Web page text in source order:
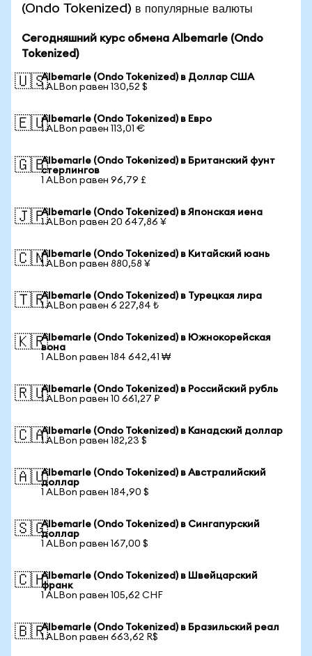
(Ondo Tokenized) в популярные валюты
Сегодняшний курс обмена Albemarle (Ondo
Tokenized)
🇺🇸Albemarle (Ondo Tokenized) в Доллар США
1 ALBon равен 130,52 $
🇪🇺Albemarle (Ondo Tokenized) в Евро
1 ALBon равен 113,01 €
🇬🇧Albemarle (Ondo Tokenized) в Британский фунт
стерлингов
1 ALBon равен 96,79 £
🇯🇵Albemarle (Ondo Tokenized) в Японская иена
1 ALBon равен 20 647,86 ¥
🇨🇳Albemarle (Ondo Tokenized) в Китайский юань
1 ALBon равен 880,58 ¥
🇹🇷Albemarle (Ondo Tokenized) в Турецкая лира
1 ALBon равен 6 227,84 ₺
🇰🇷Albemarle (Ondo Tokenized) в Южнокорейская
вона
1 ALBon равен 184 642,41 ₩
🇷🇺Albemarle (Ondo Tokenized) в Российский рубль
1 ALBon равен 10 661,27 ₽
🇨🇦Albemarle (Ondo Tokenized) в Канадский доллар
1 ALBon равен 182,23 $
🇦🇺Albemarle (Ondo Tokenized) в Австралийский
доллар
1 ALBon равен 184,90 $
🇸🇬Albemarle (Ondo Tokenized) в Сингапурский
доллар
1 ALBon равен 167,00 $
🇨🇭Albemarle (Ondo Tokenized) в Швейцарский
франк
1 ALBon равен 105,62 CHF
🇧🇷Albemarle (Ondo Tokenized) в Бразильский реал
1 ALBon равен 663,62 R$